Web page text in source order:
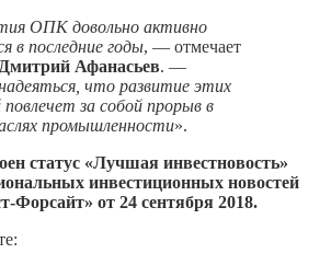
ОПК довольно активно
в последние годы, — отмечает
Дмитрий Афанасьев. —
что развитие этих
повлечет за собой прорыв в
промышленности».
статус «Лучшая инвестновость»
инвестиционных новостей
Форсайт» от 24 сентября 2018.